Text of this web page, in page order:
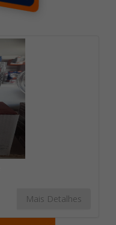
Mais Detalhes